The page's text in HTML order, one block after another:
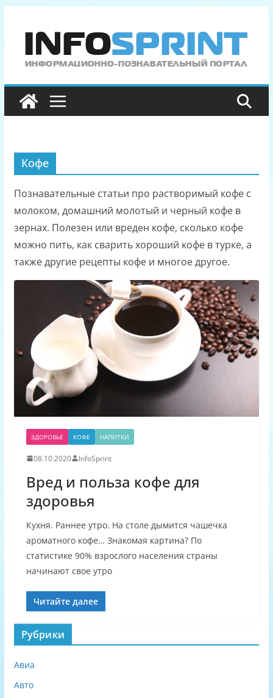
содержимому
Кофе
Познавательные статьи про растворимый кофе с
молоком, домашний молотый и черный кофе в
зернах. Полезен или вреден кофе, сколько кофе
можно пить, как сварить хороший кофе в турке, а
также другие рецепты кофе и многое другое.
ЗДОРОВЬЕ КОФЕ НАПИТКИ
08.10.2020 InfoSprint
Вред и польза кофе для
здоровья
Кухня. Раннее утро. На столе дымится чашечка
ароматного кофе… Знакомая картина? По
статистике 90% взрослого населения страны
начинают свое утро
Читайте далее
Рубрики
Авиа
Авто